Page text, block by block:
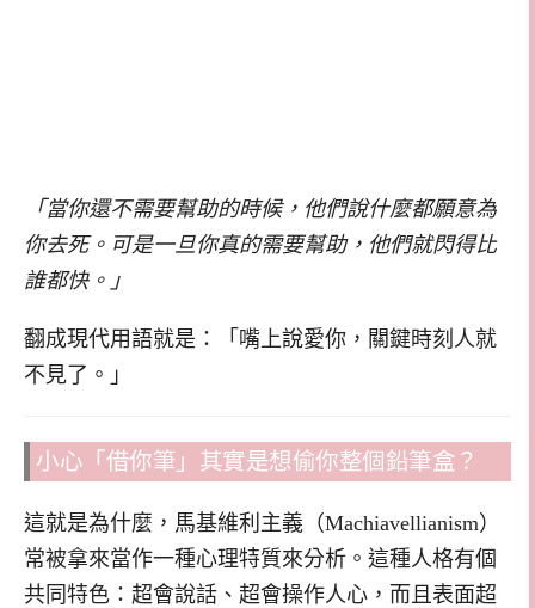
「當你還不需要幫助的時候，他們說什麼都願意為
你去死。可是一旦你真的需要幫助，他們就閃得比
誰都快。」
翻成現代用語就是：「嘴上說愛你，關鍵時刻人就
不見了。」
小心「借你筆」其實是想偷你整個鉛筆盒？
這就是為什麼，馬基維利主義（Machiavellianism）
常被拿來當作一種心理特質來分析。這種人格有個
共同特色：超會說話、超會操作人心，而且表面超